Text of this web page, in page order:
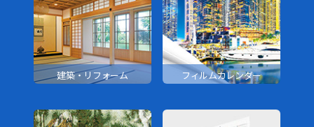
建築・リフォーム フィルムカレンダー